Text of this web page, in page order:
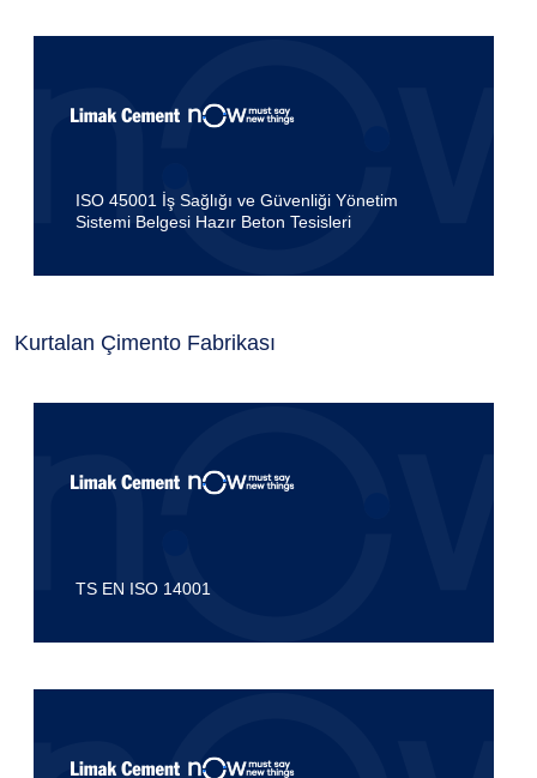
ISO 45001 İş Sağlığı ve Güvenliği Yönetim
Sistemi Belgesi Hazır Beton Tesisleri
Kurtalan Çimento Fabrikası
TS EN ISO 14001